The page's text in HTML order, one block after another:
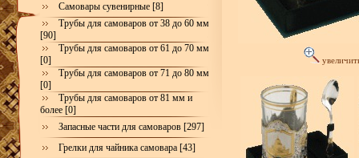
Самовары сувенирные [8]
Трубы для самоваров от 38 до 60 мм
[90]
Трубы для самоваров от 61 до 70 мм
[0]
Трубы для самоваров от 71 до 80 мм
[0]
Трубы для самоваров от 81 мм и
более [0]
Запасные части для самоваров [297]
Грелки для чайника самовара [43]